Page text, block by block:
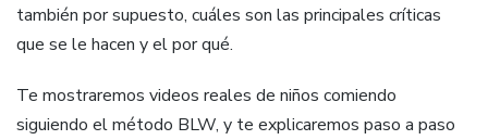
también por supuesto, cuáles son las principales críticas
que se le hacen y el por qué.
Te mostraremos videos reales de niños comiendo
siguiendo el método BLW, y te explicaremos paso a paso